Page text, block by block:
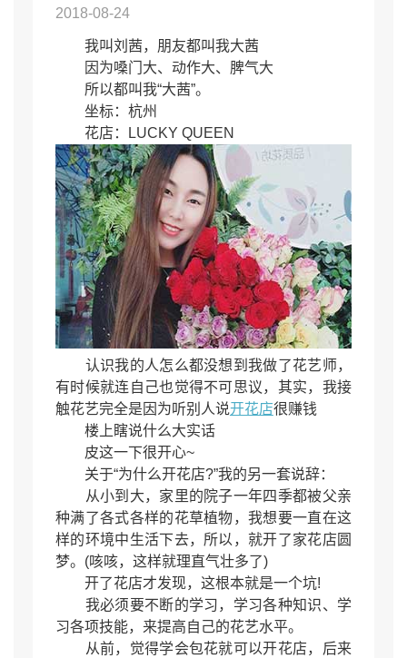
2018-08-24
我叫刘茜，朋友都叫我大茜
因为嗓门大、动作大、脾气大
所以都叫我“大茜”。
坐标：杭州
花店：LUCKY QUEEN
认识我的人怎么都没想到我做了花艺师，
有时候就连自己也觉得不可思议，其实，我接
触花艺完全是因为听别人说开花店很赚钱
楼上瞎说什么大实话
皮这一下很开心~
关于“为什么开花店?”我的另一套说辞：
从小到大，家里的院子一年四季都被父亲
种满了各式各样的花草植物，我想要一直在这
样的环境中生活下去，所以，就开了家花店圆
梦。(咳咳，这样就理直气壮多了)
开了花店才发现，这根本就是一个坑!
我必须要不断的学习，学习各种知识、学
习各项技能，来提高自己的花艺水平。
从前，觉得学会包花就可以开花店，后来